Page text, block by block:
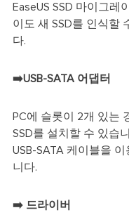
EaseUS SSD 마이그레
이도 새 SSD를 인식할
다.
➡️USB-SATA 어댑터
PC에 슬롯이 2개 있는
SSD를 설치할 수 있습
USB-SATA 케이블을
니다.
➡️드라이버